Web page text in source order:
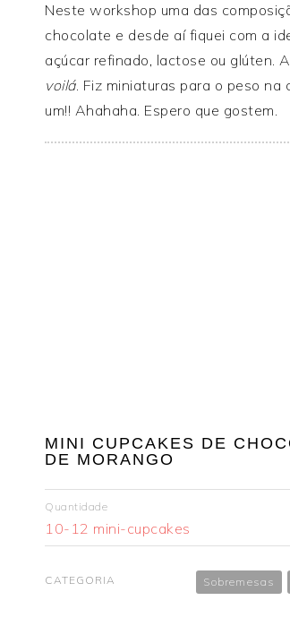
Neste workshop uma das
chocolate e desde aí fiquei com a
açúcar refinado, lactose ou glúten.
voilá. Fiz miniaturas para o peso na
um!! Ahahaha. Espero que gostem.
MINI CUPCAKES DE
DE MORANGO
Quantidade
10-12 mini-cupcakes
CATEGORIA Sobremesas